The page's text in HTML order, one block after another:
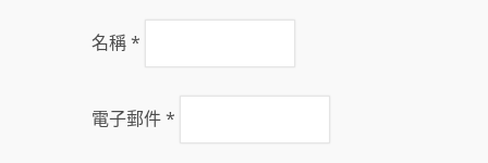
名稱*
電子郵件*